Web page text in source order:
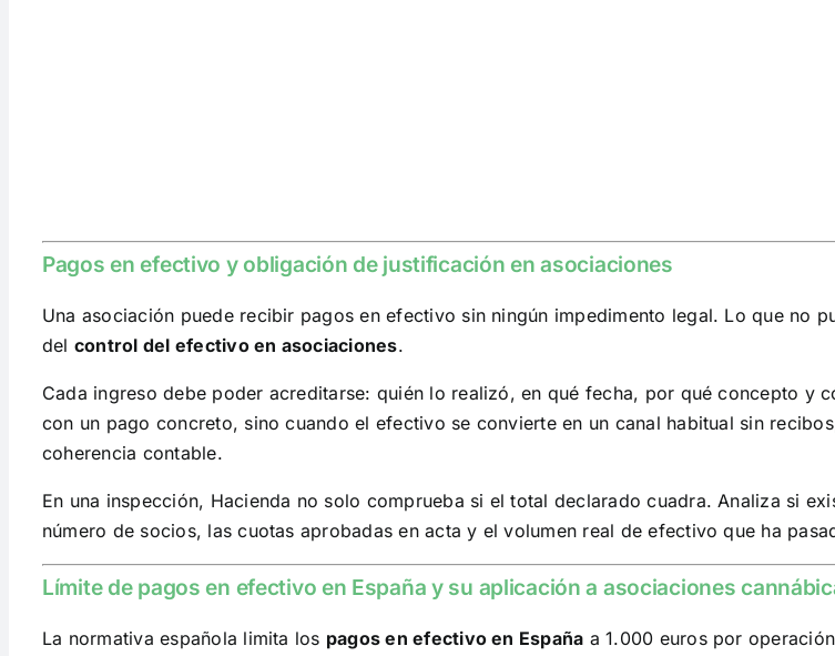
Pagos en efectivo y obligación de justificación en asociaciones
Una asociación puede recibir pagos en efectivo sin ningún impedimento legal. Lo que no
del control del efectivo en asociaciones.
Cada ingreso debe poder acreditarse: quién lo realizó, en qué fecha, por qué concepto y
con un pago concreto, sino cuando el efectivo se convierte en un canal habitual sin
coherencia contable.
En una inspección, Hacienda no solo comprueba si el total declarado cuadra. Analiza si
número de socios, las cuotas aprobadas en acta y el volumen real de efectivo que ha
Límite de pagos en efectivo en España y su aplicación a asociaciones
La normativa española limita los pagos en efectivo en España a 1.000 euros por